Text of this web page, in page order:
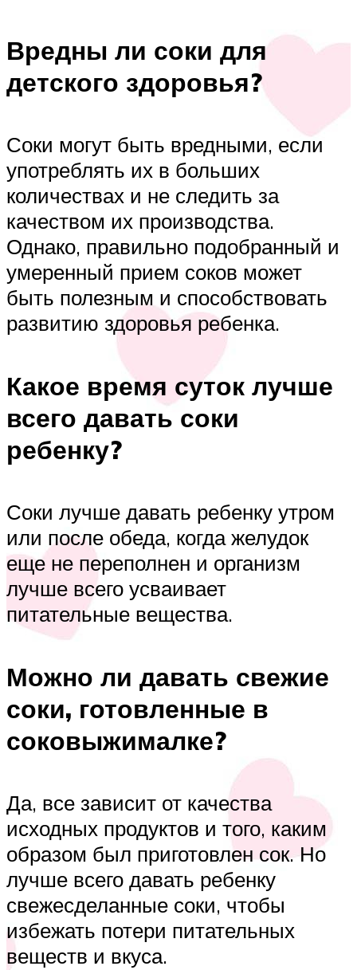
Вредны ли соки для
детского здоровья?
Соки могут быть вредными, если
употреблять их в больших
количествах и не следить за
качеством их производства.
Однако, правильно подобранный и
умеренный прием соков может
быть полезным и способствовать
развитию здоровья ребенка.
Какое время суток лучше
всего давать соки
ребенку?
Соки лучше давать ребенку утром
или после обеда, когда желудок
еще не переполнен и организм
лучше всего усваивает
питательные вещества.
Можно ли давать свежие
соки, готовленные в
соковыжималке?
Да, все зависит от качества
исходных продуктов и того, каким
образом был приготовлен сок. Но
лучше всего давать ребенку
свежесделанные соки, чтобы
избежать потери питательных
веществ и вкуса.